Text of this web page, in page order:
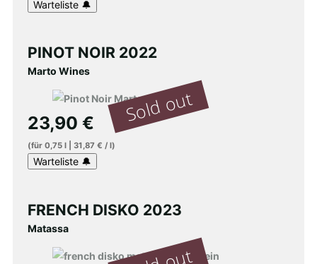
PINOT NOIR 2022
Marto Wines
23,90 €
(für 0,75 l| 31,87 € / l)
FRENCH DISKO 2023
Matassa